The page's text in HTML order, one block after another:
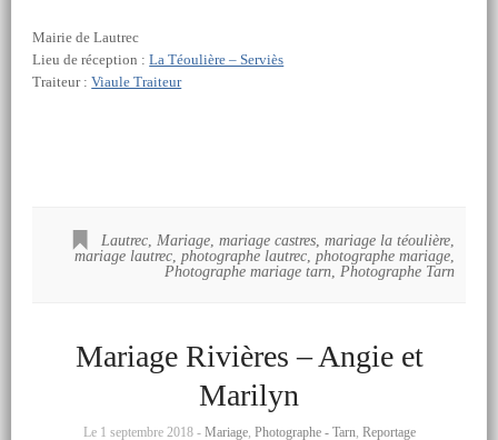
Mairie de Lautrec
Lieu de réception :La Téoulière – Serviès
Traiteur :Viaule Traiteur
Lautrec, Mariage, mariage castres, mariage la téoulière,
mariage lautrec, photographe lautrec, photographe mariage,
Photographe mariage tarn, Photographe Tarn
Mariage Rivières – Angie et
Marilyn
Le 1 septembre 2018 - Mariage, Photographe - Tarn Reportage